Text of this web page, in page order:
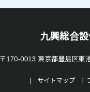
九興総合
〒170-0013 東京都豊島区東
サイトマップ